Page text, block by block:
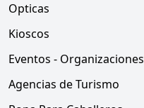
Opticas
Kioscos
Eventos - Organizaciones
Agencias de Turismo